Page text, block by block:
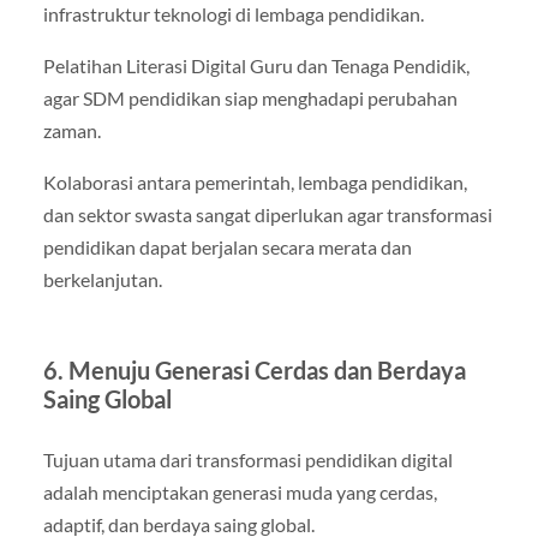
infrastruktur teknologi di lembaga pendidikan.
Pelatihan Literasi Digital Guru dan Tenaga Pendidik,
agar SDM pendidikan siap menghadapi perubahan
zaman.
Kolaborasi antara pemerintah, lembaga pendidikan,
dan sektor swasta sangat diperlukan agar transformasi
pendidikan dapat berjalan secara merata dan
berkelanjutan.
6. Menuju Generasi Cerdas dan Berdaya
Saing Global
Tujuan utama dari transformasi pendidikan digital
adalah menciptakan generasi muda yang cerdas,
adaptif, dan berdaya saing global.